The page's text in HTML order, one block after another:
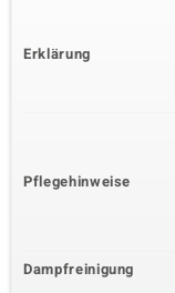
Erklärung
Pflegehinweise
Dampfreinigung